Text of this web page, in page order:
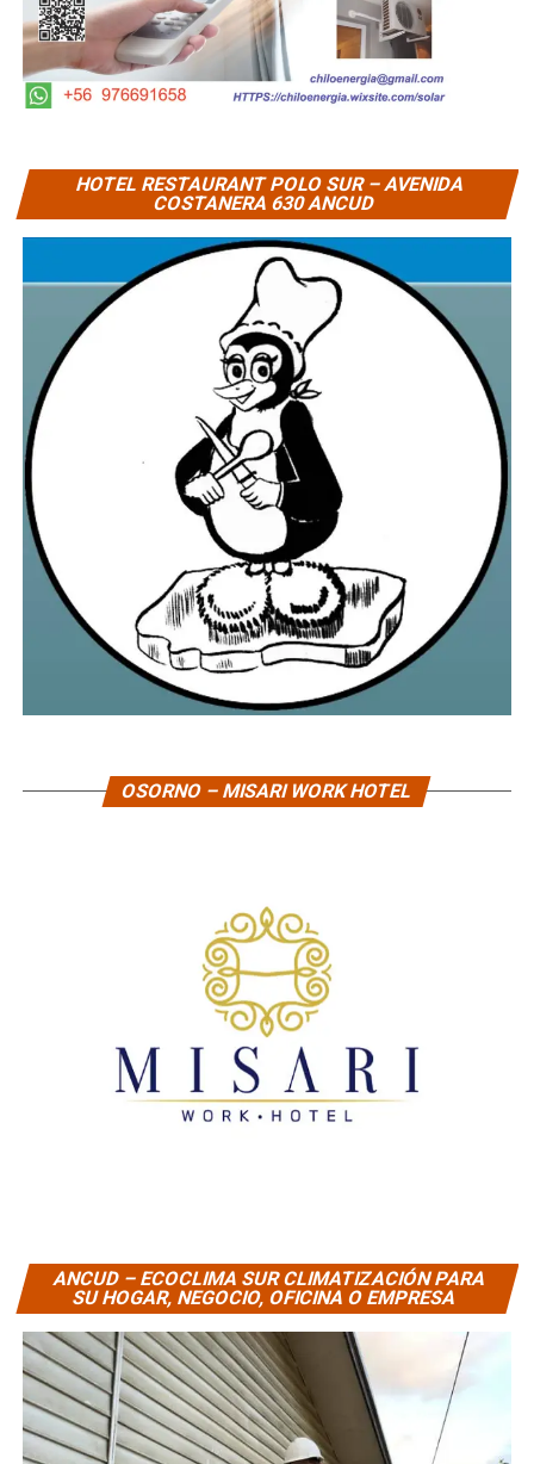
HOTEL RESTAURANT POLO SUR – AVENIDA
COSTANERA 630 ANCUD
OSORNO – MISARI WORK HOTEL
ANCUD – ECOCLIMA SUR CLIMATIZACIÓN PARA
SU HOGAR, NEGOCIO, OFICINA O EMPRESA